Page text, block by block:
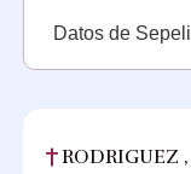
Datos de
RODRIGUEZ